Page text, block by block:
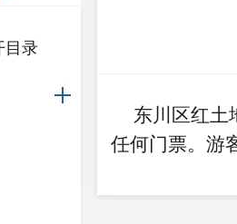
目录
东川区红土
任何门票。游